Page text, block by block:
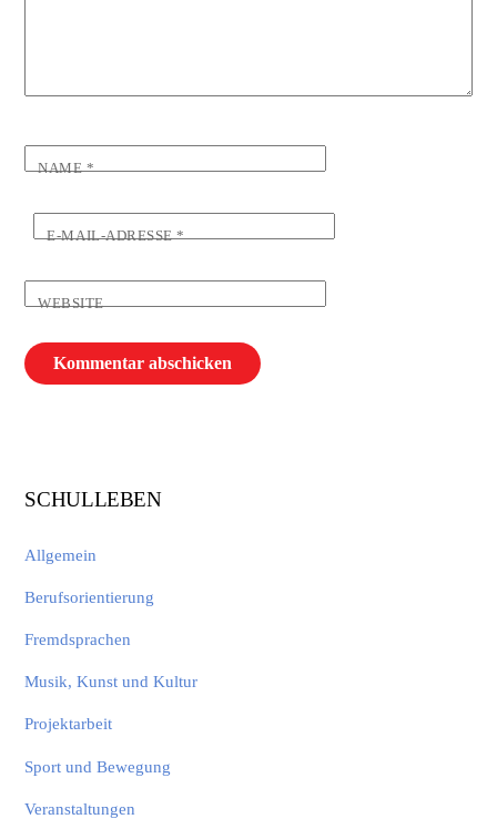
NAME*
E-MAIL-ADRESSE*
WEBSITE
SCHULLEBEN
Allgemein
Berufsorientierung
Fremdsprachen
Musik, Kunst und Kultur
Projektarbeit
Sport und Bewegung
Veranstaltungen